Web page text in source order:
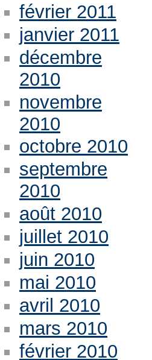
février 2011
janvier 2011
décembre
2010
novembre
2010
octobre 2010
septembre
2010
août 2010
juillet 2010
juin 2010
mai 2010
avril 2010
mars 2010
février 2010